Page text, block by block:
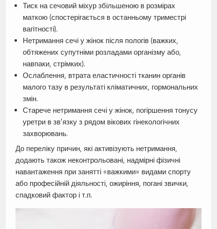
Тиск на сечовий міхур збільшеною в розмірах
маткою (спостерігається в останньому триместрі
вагітності).
Нетримання сечі у жінок після пологів (важких,
обтяжених супутніми розладами організму або,
навпаки, стрімких).
Ослаблення, втрата еластичності тканин органів
малого тазу в результаті кліматичних, гормональних
змін.
Старече нетримання сечі у жінок, погіршення тонусу
уретри в зв’язку з рядом вікових гінекологічних
захворювань.
До переліку причин, які активізують нетримання,
додають також неконтрольовані, надмірні фізичні
навантаження при занятті «важкими» видами спорту
або професійній діяльності, ожиріння, погані звички,
спадковий фактор і т.п.